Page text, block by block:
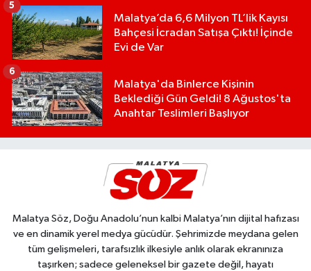
Malatya’da 6,6 Milyon TL’lik Kayısı
Bahçesi İcradan Satışa Çıktı! İçinde
Evi de Var
5
Malatya'da Binlerce Kişinin
Beklediği Gün Geldi! 8 Ağustos'ta
Anahtar Teslimleri Başlıyor
6
Malatya Söz, Doğu Anadolu’nun kalbi Malatya’nın dijital hafızası
ve en dinamik yerel medya gücüdür. Şehrimizde meydana gelen
tüm gelişmeleri, tarafsızlık ilkesiyle anlık olarak ekranınıza
taşırken; sadece geleneksel bir gazete değil, hayatı